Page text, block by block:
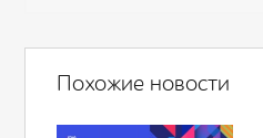
Похожие новости